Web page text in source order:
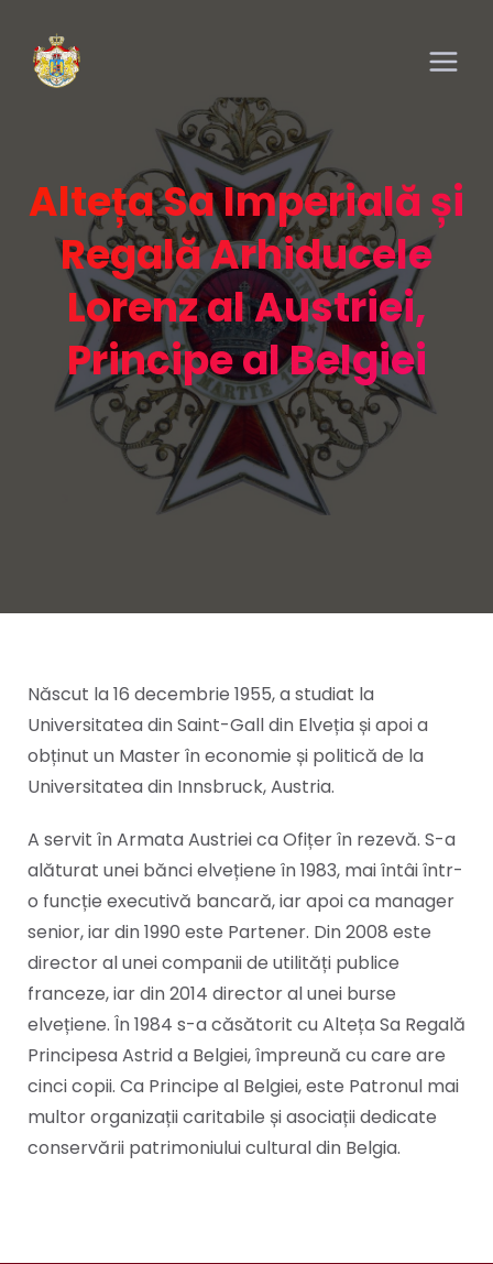
Alteța Sa Imperială și
Regală Arhiducele
Lorenz al Austriei,
Principe al Belgiei
Născut la 16 decembrie 1955, a studiat la
Universitatea din Saint-Gall din Elveția și apoi a
obținut un Master în economie și politică de la
Universitatea din Innsbruck, Austria.
A servit în Armata Austriei ca Ofițer în rezevă. S-a
alăturat unei bănci elvețiene în 1983, mai întâi într-
o funcție executivă bancară, iar apoi ca manager
senior, iar din 1990 este Partener. Din 2008 este
director al unei companii de utilități publice
franceze, iar din 2014 director al unei burse
elvețiene. În 1984 s-a căsătorit cu Alteța Sa Regală
Principesa Astrid a Belgiei, împreună cu care are
cinci copii. Ca Principe al Belgiei, este Patronul mai
multor organizații caritabile și asociații dedicate
conservării patrimoniului cultural din Belgia.